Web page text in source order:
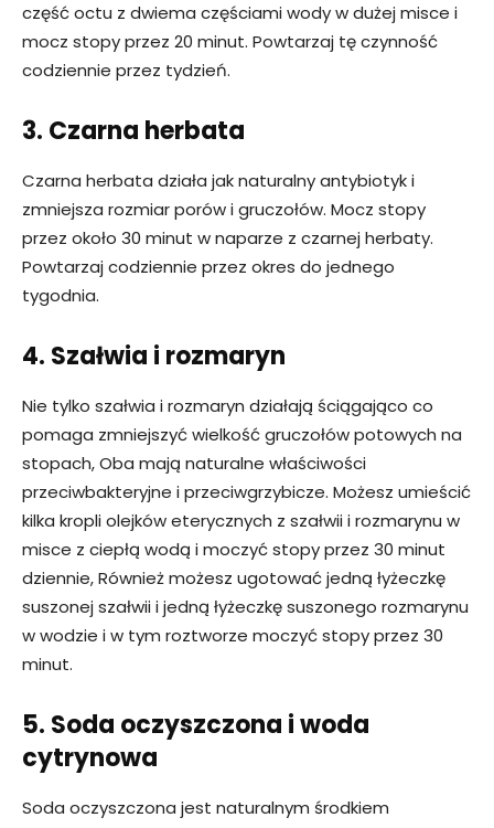
część octu z dwiema częściami wody w dużej misce i
mocz stopy przez 20 minut. Powtarzaj tę czynność
codziennie przez tydzień.
3. Czarna herbata
Czarna herbata działa jak naturalny antybiotyk i
zmniejsza rozmiar porów i gruczołów. Mocz stopy
przez około 30 minut w naparze z czarnej herbaty.
Powtarzaj codziennie przez okres do jednego
tygodnia.
4. Szałwia i rozmaryn
Nie tylko szałwia i rozmaryn działają ściągająco co
pomaga zmniejszyć wielkość gruczołów potowych na
stopach, Oba mają naturalne właściwości
przeciwbakteryjne i przeciwgrzybicze. Możesz umieścić
kilka kropli olejków eterycznych z szałwii i rozmarynu w
misce z ciepłą wodą i moczyć stopy przez 30 minut
dziennie, Również możesz ugotować jedną łyżeczkę
suszonej szałwii i jedną łyżeczkę suszonego rozmarynu
w wodzie i w tym roztworze moczyć stopy przez 30
minut.
5. Soda oczyszczona i woda
cytrynowa
Soda oczyszczona jest naturalnym środkiem